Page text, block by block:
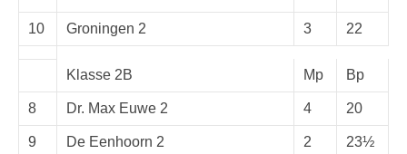
10 Groningen 2 3 22
Klasse 2B Mp Bp
8 Dr. Max Euwe 2 4 20
9 De Eenhoorn 2 2 23½